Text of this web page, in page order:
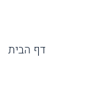
דף הבית